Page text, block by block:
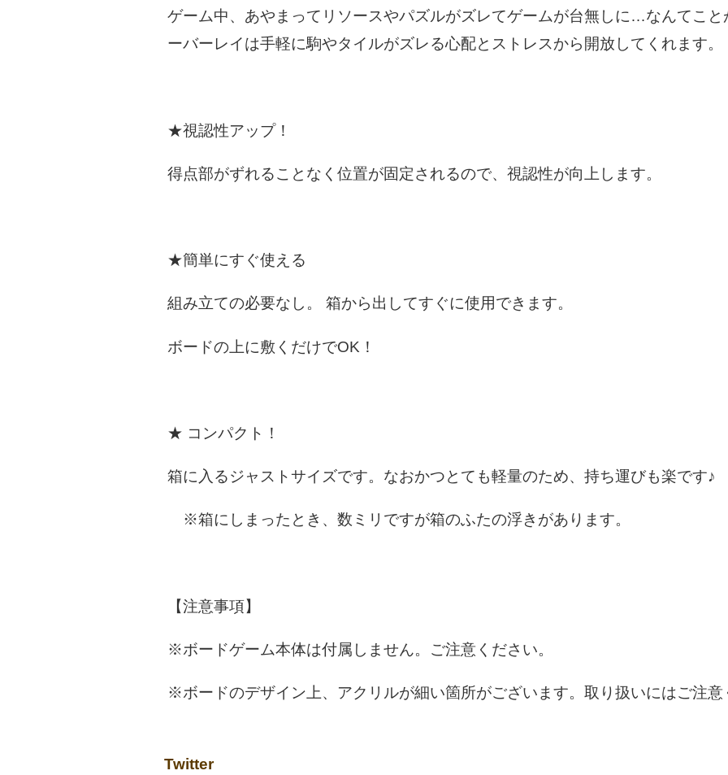
ゲーム中、あやまってリソースやパズルがズレてゲームが台無しに…なんてこと
ーバーレイは手軽に駒やタイルがズレる心配とストレスから開放してくれます。
★視認性アップ！
得点部がずれることなく位置が固定されるので、視認性が向上します。
★簡単にすぐ使える
組み立ての必要なし。 箱から出してすぐに使用できます。
ボードの上に敷くだけでOK！
★ コンパクト！
箱に入るジャストサイズです。なおかつとても軽量のため、持ち運びも楽です♪
※箱にしまったとき、数ミリですが箱のふたの浮きがあります。
【注意事項】
※ボードゲーム本体は付属しません。ご注意ください。
※ボードのデザイン上、アクリルが細い箇所がございます。取り扱いにはご注意
Twitter